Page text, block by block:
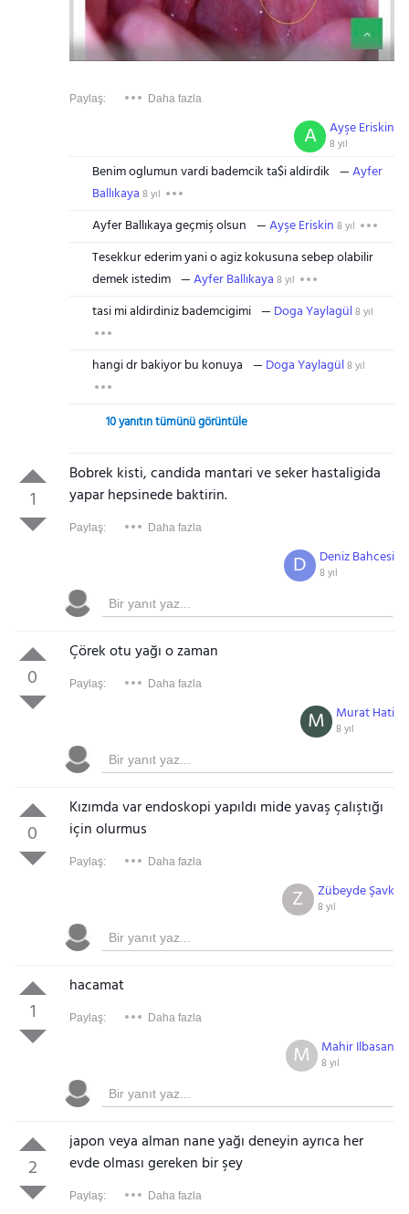
Paylaş: Daha fazla
Ayşe Eriskin
8 yıl
A
Benim oglumun vardi bademcik ta$i aldirdik
Ayfer
Ballıkaya 8 yıl
Ayfer Ballıkaya geçmiş olsun Ayşe Eriskin 8 yıl
Tesekkur ederim yani o agiz kokusuna sebep olabilir
demek istedim
Ayfer Ballıkaya 8 yıl
tasi mi aldirdiniz bademcigimi Doga Yaylagül8 yıl
hangi dr bakiyor bu konuya Doga Yaylagül8 yıl
10 yanıtın tümünü görüntüle
1
Bobrek kisti, candida mantari ve seker hastaligida
yapar hepsinede baktirin.
Paylaş: Daha fazla
Deniz Bahcesi
8 yıl
D
0
Çörek otu yağı o zaman
Paylaş: Daha fazla
Murat Hati
8 yıl
M
0
Kızımda var endoskopi yapıldı mide yavaş çalıştığı
için olurmus
Paylaş: Daha fazla
Zübeyde Şavk
8 yıl
Z
1
hacamat
Paylaş: Daha fazla
Mahir Ilbasan
8 yıl
M
2
japon veya alman nane yağı deneyin ayrıca her
evde olması gereken bir şey
Paylaş: Daha fazla